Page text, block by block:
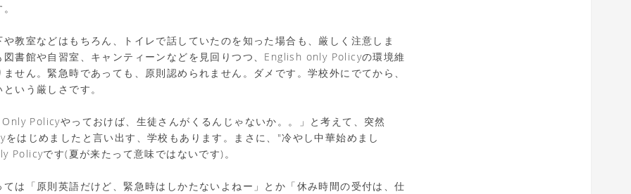
教室などはもちろん、トイレで話していたのを知った場合も、厳しく注意しま
図書館や自習室、キャンティーンなどを見回りつつ、English only Policyの環境維
せん。緊急時であっても、原則認められません。ダメです。学校外にでてから、
いう厳しさです。
Policyやっておけば、生徒さんがくるんじゃないか。。」と考えて、突然
はじめましたと言い出す、学校もあります。まさに、"冷やし中華始めまし
Policyです(夏が来たって意味ではないです)。
は「原則英語だけど、緊急時はしかたないよねー」とか「休み時間の受付は、仕